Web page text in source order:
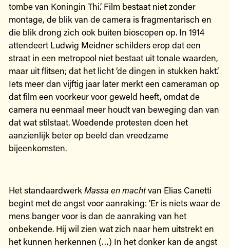
tombe van Koningin Thi.’ Film bestaat niet zonder
montage, de blik van de camera is fragmentarisch en
die blik drong zich ook buiten bioscopen op. In 1914
attendeert Ludwig Meidner schilders erop dat een
straat in een metropool niet bestaat uit tonale waarden,
maar uit flitsen; dat het licht ‘de dingen in stukken hakt’.
Iets meer dan vijftig jaar later merkt een cameraman op
dat film een voorkeur voor geweld heeft, omdat de
camera nu eenmaal meer houdt van beweging dan van
dat wat stilstaat. Woedende protesten doen het
aanzienlijk beter op beeld dan vreedzame
bijeenkomsten.
Het standaardwerkMassa en machtvan Elias Canetti
begint met de angst voor aanraking: ‘Er is niets waar de
mens banger voor is dan de aanraking van het
onbekende. Hij wil zien wat zich naar hem uitstrekt en
het kunnen herkennen (…) In het donker kan de angst